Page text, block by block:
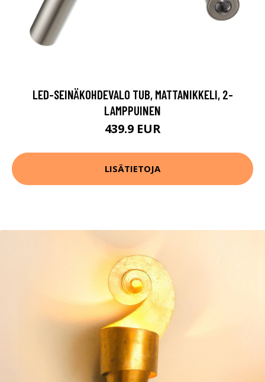
LED-SEINÄKOHDEVALO TUB, MATTANIKKELI, 2-
LAMPPUINEN
439.9 EUR
LISÄTIETOJA